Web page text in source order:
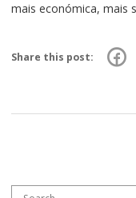
mais económica, mais
Share this post:
Search for: